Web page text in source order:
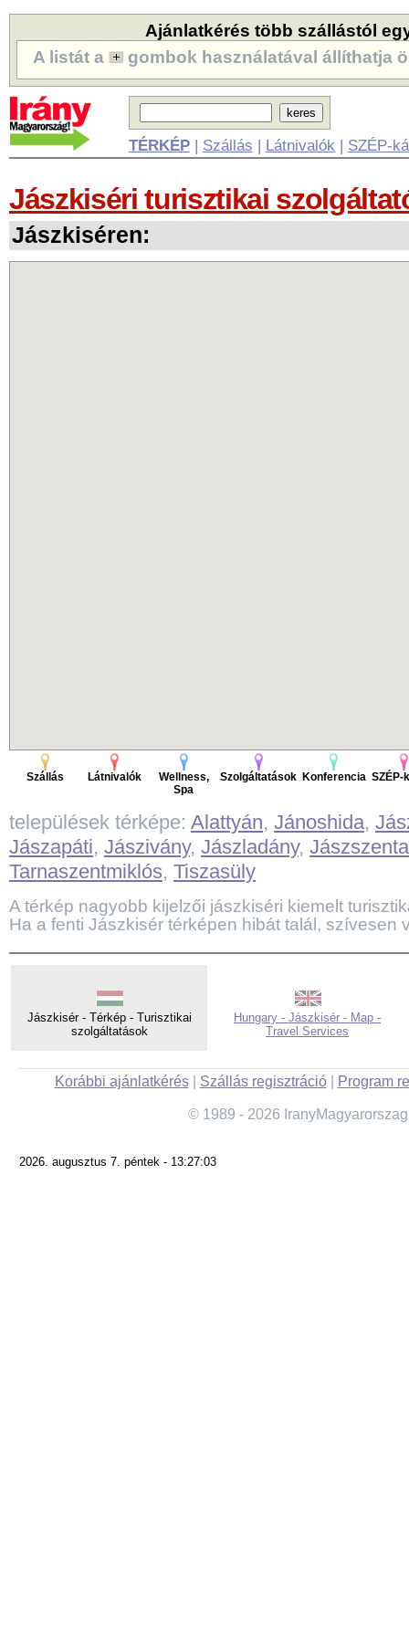
Ajánlatkérés több szállástól
A listát a
gombok használatával állíthatja
TÉRKÉP| Szállás | Látnivalók | SZÉP-
Jászkiséri turisztikai
Jászkiséren:
Szállás Látnivalók
Wellness,
Spa
Szolgáltatások Konferencia SZÉP-
települések térképe: Alattyán, Jánoshida,
Jászapáti, Jászivány, Jászladány,
Tarnaszentmiklós, Tiszasüly
A térkép nagyobb kijelzői jászkiséri kiemelt
Ha a fenti Jászkisér térképen hibát talál, szívesen
Jászkisér - Térkép - Turisztikai
szolgáltatások
Hungary - Jászkisér - Map -
Travel Services
Korábbi ajánlatkérés| Szállás regisztráció| Program
© 1989 - 2026
2026. augusztus 7. péntek - 13:27:03